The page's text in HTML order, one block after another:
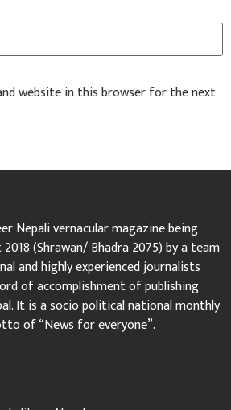
website in this browser for the next
Nepali vernacular magazine being
(Shrawan/ Bhadra 2075) by a team
and highly experienced journalists
of accomplishment of publishing
It is a socio political national monthly
of “News for everyone”.